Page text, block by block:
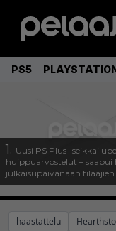
PS5
1. Uusi PS Plus -
huippuarvostelut – saapui
julkaisupäivänään tilaajien
haastattelu